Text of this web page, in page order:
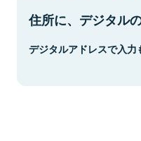
住所に、デジタル
デジタルアドレスで入力